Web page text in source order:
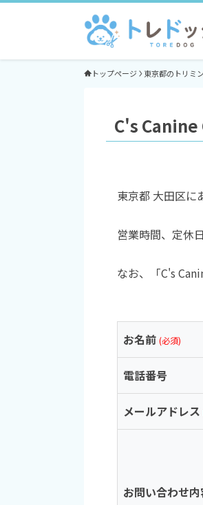
トップページ 東京都のトリミ
C's
東京都 大田区
営業時間、定休
なお、「C's
お名前 (必須)
電話番号
メールアドレス
お問い合わせ